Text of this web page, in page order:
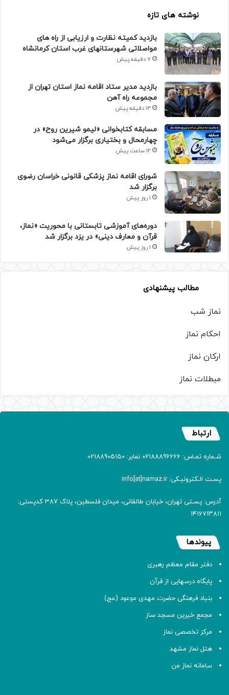
نوشته های تازه
بازدید کمیته نظارت و ارزیابی از راه های
مواصلاتی شهرستانهای غرب استان کرمانشاه
7 دقیقه پیش
بازدید مدیر ستاد اقامه نماز استان تهران از
مجموعه راه آهن
13 دقیقه پیش
مسابقه کتابخوانی «لیمو شیرین روح» در
چهارمحال و بختیاری برگزار می‌شود
12 ساعت پیش
شورای اقامه نماز پزشکی قانونی خراسان رضوی
برگزار شد
1 روز پیش
دوره‌های آموزشی تابستانی با محوریت «نماز،
قرآن و معارف دینی» در یزد برگزار شد
1 روز پیش
مطالب پیشنهادی
نماز شب
احکام نماز
ارکان نماز
مبطلات نماز
ارتباط
شـماره تمـاس: 02188896666 نمابر: 02188905150
پسـت الـکترونیـکی: info[at]namaz.ir
آدرس: پسـتی تهران، خیابان طالقانی، میدان فلسطین، پلاک 387 کدپستی:
۱۴۱۶۷۱۳۸۱۱
پیوندها
دفتر مقام معظم رهبری
پایگاه درسهایی از قرآن
بنیاد فرهنگی حضرت مهدی موعود (عج)
مجمع خیرین مسجد ساز
مرکز تخصصی نماز
هتل نماز مشهد
سامانه نماز من